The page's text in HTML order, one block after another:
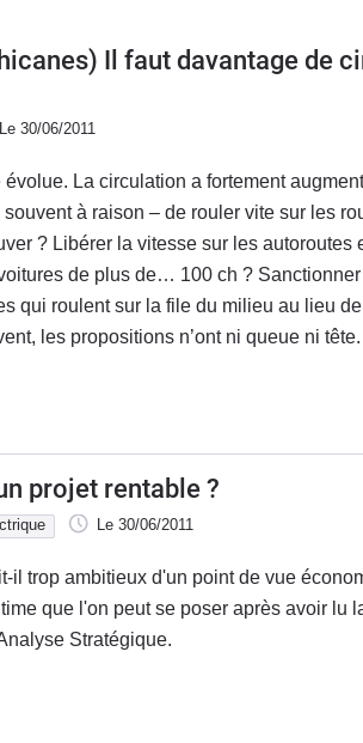
Il faut davantage de
Le 30/06/2011
évolue. La circulation a fortement
à raison – de rouler vite sur les
? Libérer la vitesse sur les autoroutes
de plus de… 100 ch ?
qui roulent sur la file du milieu au lieu
les propositions n’ont ni queue ni tête.
projet rentable ?
Le 30/06/2011
il trop ambitieux d'un point de vue
que l'on peut se poser après avoir lu
Stratégique.